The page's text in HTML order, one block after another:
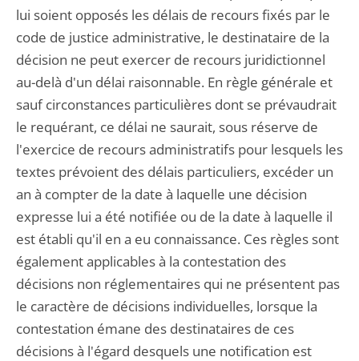
lui soient opposés les délais de recours fixés par le
code de justice administrative, le destinataire de la
décision ne peut exercer de recours juridictionnel
au-delà d'un délai raisonnable. En règle générale et
sauf circonstances particulières dont se prévaudrait
le requérant, ce délai ne saurait, sous réserve de
l'exercice de recours administratifs pour lesquels les
textes prévoient des délais particuliers, excéder un
an à compter de la date à laquelle une décision
expresse lui a été notifiée ou de la date à laquelle il
est établi qu'il en a eu connaissance. Ces règles sont
également applicables à la contestation des
décisions non réglementaires qui ne présentent pas
le caractère de décisions individuelles, lorsque la
contestation émane des destinataires de ces
décisions à l'égard desquels une notification est